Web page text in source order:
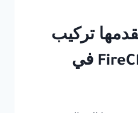
تركيب
انذار حريق FireClass في